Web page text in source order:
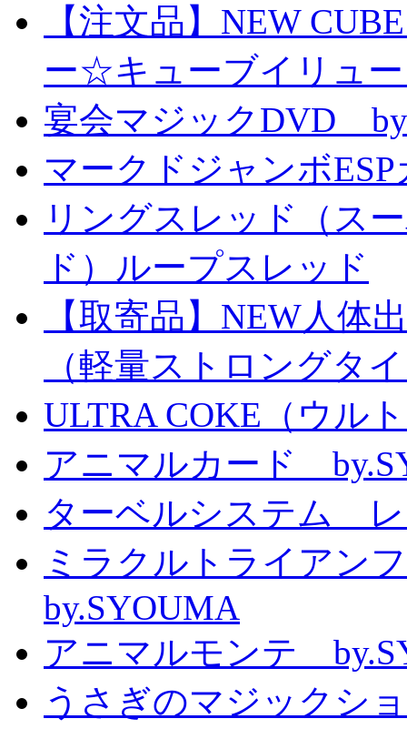
【注文品】NEW
ー☆キューブイリュ
宴会マジックDVD
マークドジャンボ
リングスレッド（ス
ド）ループスレッド
【取寄品】NEW人体
（軽量ストロングタ
ULTRA COKE（ウル
アニマルカード
ターベルシステム
ミラクルトライアン
by.SYOUMA
アニマルモンテ
うさぎのマジックシ